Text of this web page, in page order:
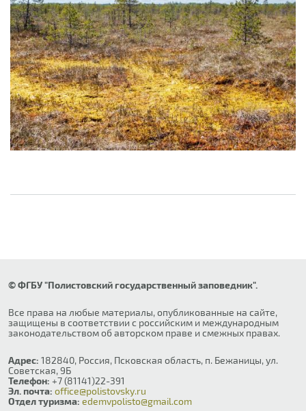
© ФГБУ "Полистовский государственный заповедник".
Все права на любые материалы, опубликованные на сайте,
защищены в соответствии с российским и международным
законодательством об авторском праве и смежных правах.
Адрес: 182840, Россия, Псковская область, п. Бежаницы, ул.
Советская, 9Б
Телефон: +7 (81141)22-391
Эл. почта: office@polistovsky.ru
Отдел туризма: edemvpolisto@gmail.com